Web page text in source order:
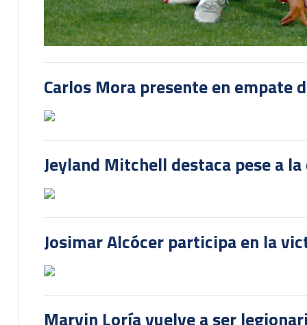
Carlos Mora presente en empate
Jeyland Mitchell destaca pese a
Josimar Alcócer participa en la
Marvin Loría vuelve a ser